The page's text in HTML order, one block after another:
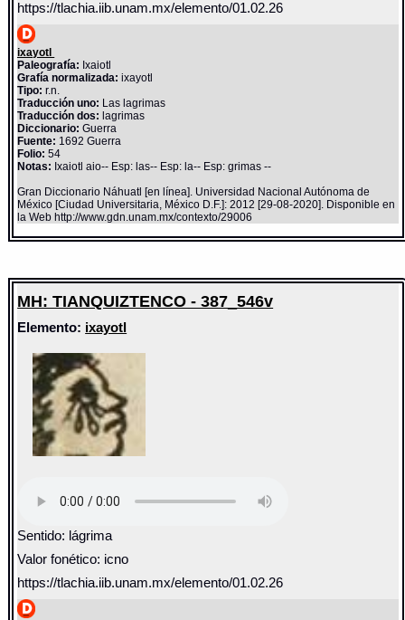
https://tlachia.iib.unam.mx/elemento/01.02.26
ixayotl
Paleografía: Ixaiotl
Grafía normalizada: ixayotl
Tipo: r.n.
Traducción uno: Las lagrimas
Traducción dos: lagrimas
Diccionario:Guerra
Fuente: 1692 Guerra
Folio: 54
Notas: Ixaiotl aio-- Esp: las-- Esp: la-- Esp: grimas --
Gran Diccionario Náhuatl [en línea]. Universidad Nacional Autónoma de
México [Ciudad Universitaria, México D.F.]: 2012 [29-08-2020]. Disponible en
la Web http://www.gdn.unam.mx/contexto/29006
MH: TIANQUIZTENCO - 387_546v
Elemento: ixayotl
Sentido: lágrima
Valor fonético: icno
https://tlachia.iib.unam.mx/elemento/01.02.26